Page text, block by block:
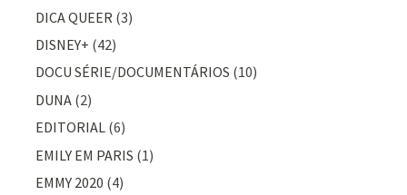
DICA QUEER (3)
DISNEY+ (42)
DOCU SÉRIE/DOCUMENTÁRIOS (10)
DUNA (2)
EDITORIAL (6)
EMILY EM PARIS (1)
EMMY 2020 (4)